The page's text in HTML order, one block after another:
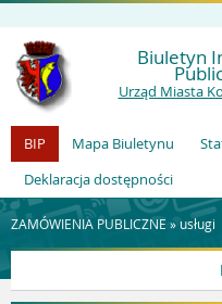
Biuletyn
Urząd Miasta
BIP Mapa Biuletynu
Deklaracja dostępności
ZAMÓWIENIA PUBLICZNE » usługi